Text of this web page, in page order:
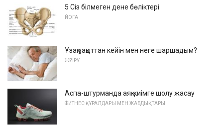
5 Сіз білмеген дене бөліктері
ЙОГА
Ұзақ уақыттан кейін мен неге шаршадым?
ЖҮГІРУ
Аспа-штурманда аяқ-киімге шолу жасау
ФИТНЕС ҚҰРАЛДАРЫ МЕН ЖАБДЫҚТАРЫ